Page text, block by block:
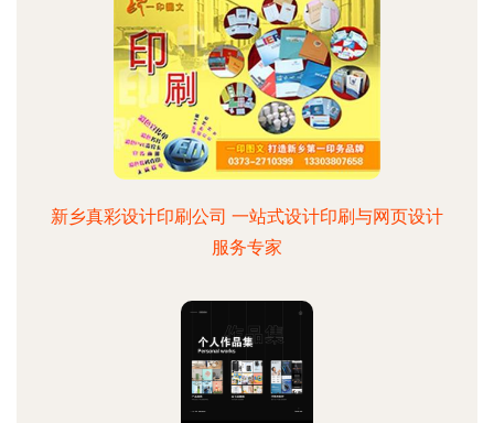
新乡真彩设计印刷公司 一站式设计印刷与网页设计
服务专家